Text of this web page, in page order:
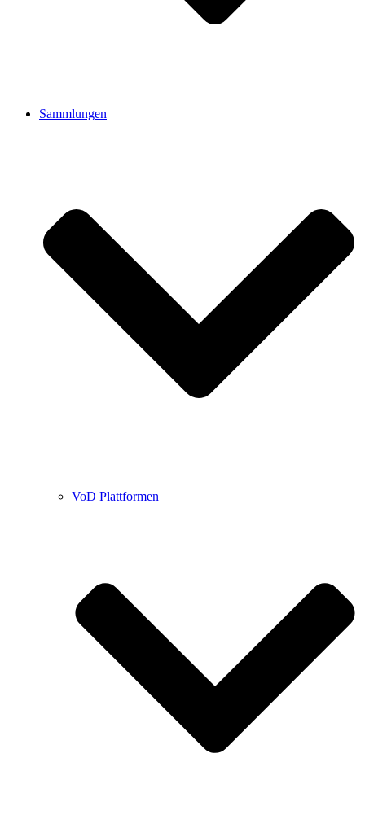
Sammlungen
VoD Plattformen